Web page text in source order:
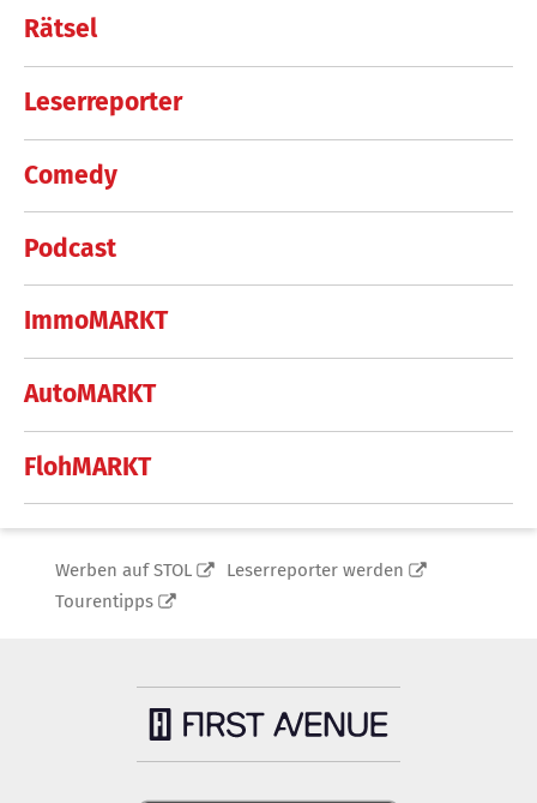
Rätsel
Leserreporter
Comedy
Podcast
ImmoMARKT
AutoMARKT
FlohMARKT
Werben auf STOL
Leserreporter werden
Tourentipps